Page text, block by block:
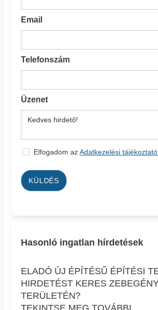
Email
Telefonszám
Üzenet
Elfogadom azAdatkezelési
KÜLDÉS
Hasonló ingatlan hírdetések
ELADÓ ÚJ ÉPÍTÉSŰ ÉPÍTÉSI
HIRDETÉST KERES
TERÜLETÉN?